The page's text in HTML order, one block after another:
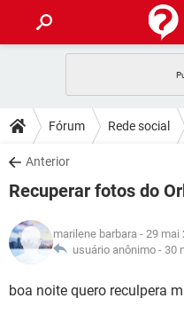
CELULAR
OUTLOOK
INSTAGRAM
GUIA DE COMPRAS
DICAS
JOGOS
INSTAGRAM
GUIA DE COMPRAS
DOWNLOADS
JOGOS
CELULAR
OUTLOOK
INSTAGRAM
FÓRUM
JOGOS
CELULAR
OUTLOOK
GLOSSÁRIO
Fórum Rede social
Anterior
Recuperar fotos do
marilene barbara - 29 mai
usuário anônimo - 30
boa noite quero reculpera